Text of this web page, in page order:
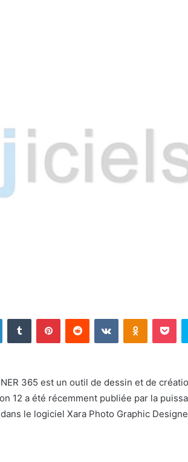
LinkedinTumblr PinterestReddit VKontakte
365 est un outil de dessin et de
12 a été récemment publiée par la
le logiciel Xara Photo Graphic